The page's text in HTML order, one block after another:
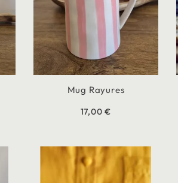
Mug Rayures
17,00 €